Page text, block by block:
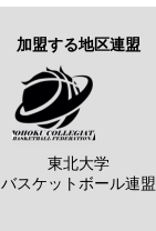
加盟する地区連盟
東北大学
バスケットボール連盟